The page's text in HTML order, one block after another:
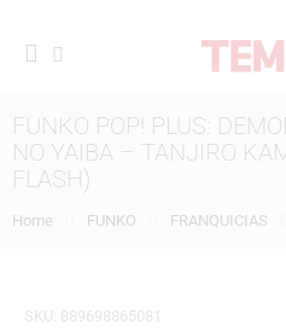
FUNKO POP! PLUS:
NO YAIBA – TANJIRO
FLASH)
Home FUNKO FRANQUICIAS
SKU: 889698865081